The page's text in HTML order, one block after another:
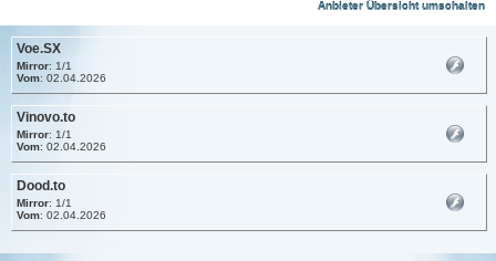
Anbieter Übersicht umschalten
Voe.SX
Mirror: 1/1
Vom: 02.04.2026
Vinovo.to
Mirror: 1/1
Vom: 02.04.2026
Dood.to
Mirror: 1/1
Vom: 02.04.2026